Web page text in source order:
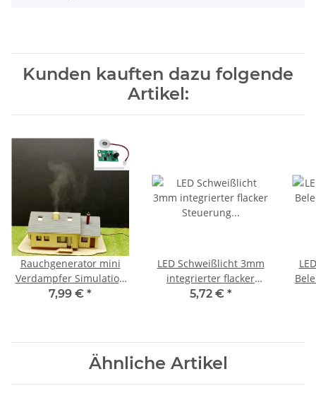
Kunden kauften dazu folgende
Artikel:
Rauchgenerator mini
Verdampfer Simulation
brennendes Haus Rauch
7,99 € *
LED Schweißlicht 3mm
integrierter flacker
Steuerung für H0 TT N Z
5,72 € *
Ähnliche Artikel